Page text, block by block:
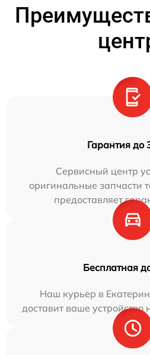
Гарантия до
Сервисный центр
оригинальные запчасти
предоставляет
Бесплатная
Наш курьер в
доставит ваше устройство